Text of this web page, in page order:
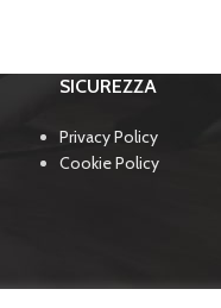
SICUREZZA
Privacy Policy
Cookie Policy